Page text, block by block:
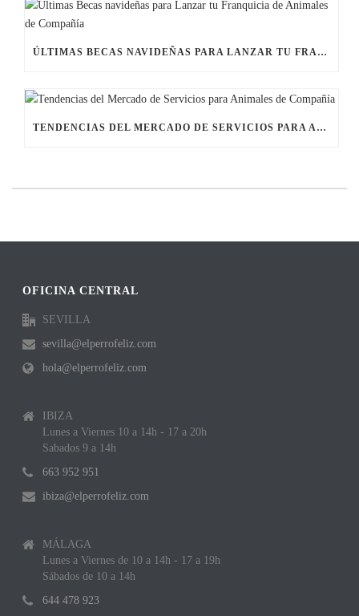
ÚLTIMAS BECAS NAVIDEÑAS PARA LANZAR TU FRANQUICIA DE ANIMALES DE COMPAÑÍA
TENDENCIAS DEL MERCADO DE SERVICIOS PARA ANIMALES DE COMPAÑÍA
OFICINA CENTRAL
SEVILLA
sevilla@elperrofeliz.com
hola@elperrofeliz.com
IBIZA
Lunes a Viernes 10 a 14h - 17 a 20h
Sabados 9 a 14h
663 952 951
ibiza@elperrofeliz.com
MÁLAGA
Lunes a Viernes de 10 a 14h - 17 a 19h
Sábados de 10 a 14h
644 478 923